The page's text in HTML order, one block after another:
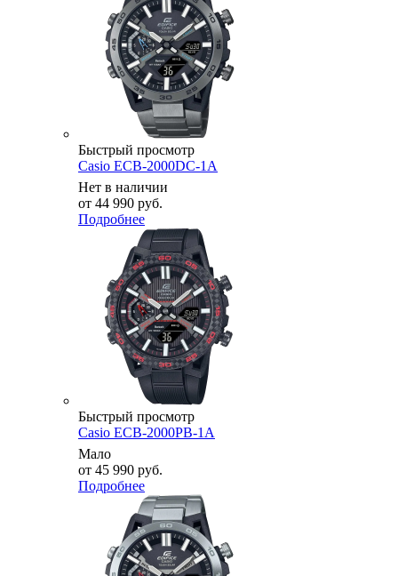
Быстрый просмотр
Casio ECB-2000DC-1A
Нет в наличии
от 44 990 руб.
Подробнее
Быстрый просмотр
Casio ECB-2000PB-1A
Мало
от 45 990 руб.
Подробнее